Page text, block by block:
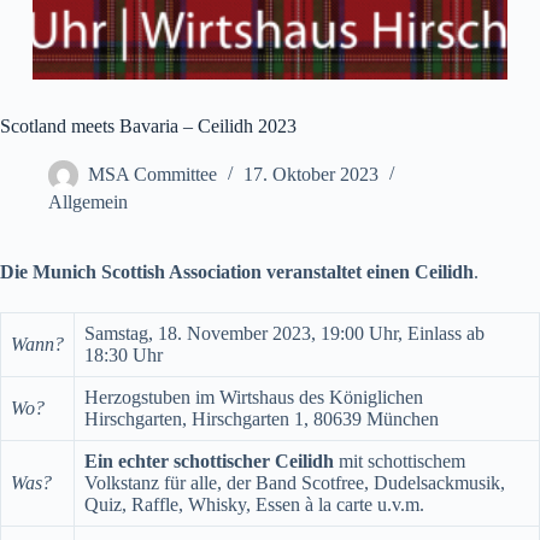
Scotland meets Bavaria – Ceilidh 2023
MSA Committee
17. Oktober 2023
Allgemein
Die Munich Scottish Association veranstaltet einen Ceilidh.
Wann?
Samstag, 18. November 2023, 19:00 Uhr, Einlass ab
18:30 Uhr
Wo?
Herzogstuben im Wirtshaus des Königlichen
Hirschgarten, Hirschgarten 1, 80639 München
Was?
Ein echter schottischer Ceilidh mit schottischem
Volkstanz für alle, der Band Scotfree, Dudelsackmusik,
Quiz, Raffle, Whisky, Essen à la carte u.v.m.